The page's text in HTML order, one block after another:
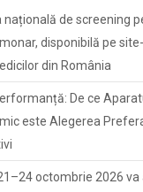
națională de screening
disponibilă pe site-
din România
De ce
este Alegerea
octombrie 2026 va